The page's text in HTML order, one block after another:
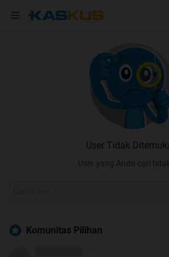
User Tidak
User yang Anda cari
Komunitas Pilihan